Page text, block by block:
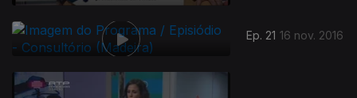
Ep. 21 16 nov. 2016